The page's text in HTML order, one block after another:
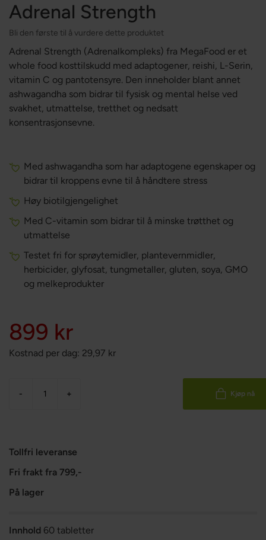
Adrenal Strength
Bli den første til å vurdere dette produktet
Adrenal Strength (Adrenalkompleks) fra MegaFood er et
whole food kosttilskudd med adaptogener, reishi, L-Serin,
vitamin C og pantotensyre. Den inneholder blant annet
ashwagandha som bidrar til fysisk og mental helse ved
svakhet, utmattelse, tretthet og nedsatt
konsentrasjonsevne.
Med ashwagandha som har adaptogene egenskaper og
bidrar til kroppens evne til å håndtere stress
Høy biotilgjengelighet
Med C-vitamin som bidrar til å minske trøtthet og
utmattelse
Testet fri for sprøytemidler, plantevernmidler,
herbicider, glyfosat, tungmetaller, gluten, soya, GMO
og melkeprodukter
899 kr
Kostnad per dag: 29,97 kr
- + Kjøp nå
Tollfri leveranse
Fri frakt fra 799,-
På lager
Innhold 60 tabletter